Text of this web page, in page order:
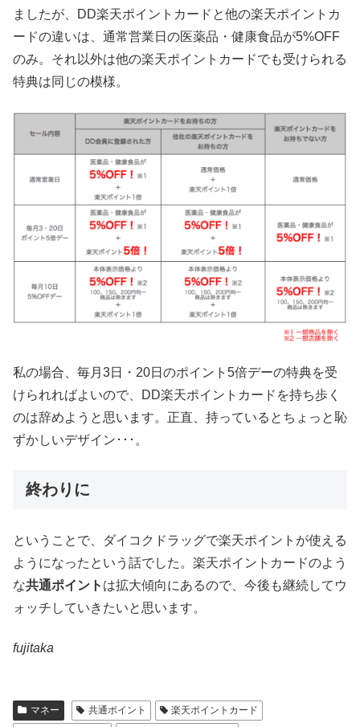
ましたが、DD楽天ポイントカードと他の楽天ポイントカ
ードの違いは、通常営業日の医薬品・健康食品が5%OFF
のみ。それ以外は他の楽天ポイントカードでも受けられる
特典は同じの模様。
私の場合、毎月3日・20日のポイント5倍デーの特典を受
けられればよいので、DD楽天ポイントカードを持ち歩く
のは辞めようと思います。正直、持っているとちょっと恥
ずかしいデザイン･･･。
終わりに
ということで、ダイコクドラッグで楽天ポイントが使える
ようになったという話でした。楽天ポイントカードのよう
な共通ポイント は拡大傾向にあるので、今後も継続してウ
ォッチしていきたいと思います。
fujitaka
マネー 共通ポイント 楽天ポイントカード